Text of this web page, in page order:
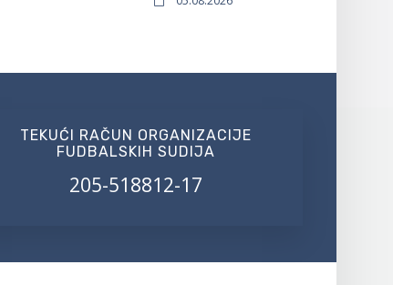
TEKUĆI RAČUN ORGANIZACIJE
FUDBALSKIH SUDIJA
205-518812-17